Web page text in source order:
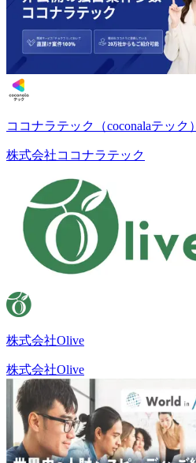
ココナラテック（coconalaテック）
株式会社ココナラテック
株式会社Olive
株式会社Olive